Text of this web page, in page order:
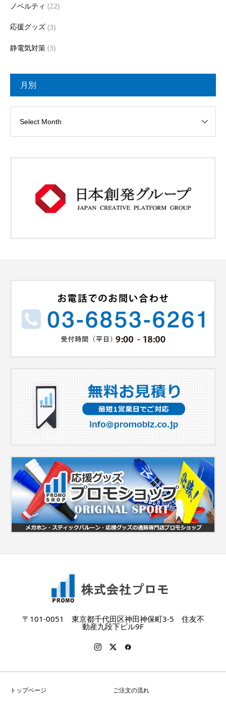
ノベルティ (22)
応援グッズ (3)
静電気対策 (3)
月別
〒101-0051 東京都千代田区神田神保町3-5 住友不
動産九段下ビル9F
トップページ
ご注文の流れ